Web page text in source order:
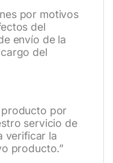
por motivos
del
envío de la
del
producto por
servicio de
verificar la
producto.”